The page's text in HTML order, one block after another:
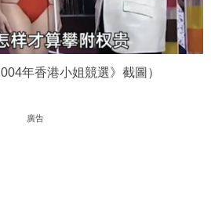
年香港小姐競選》截圖）
廣告